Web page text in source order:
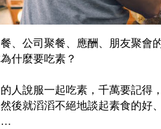
、公司聚餐、應酬、朋友聚會
什麼要吃素？
人說服一起吃素，千萬要記得
後就滔滔不絕地談起素食的好